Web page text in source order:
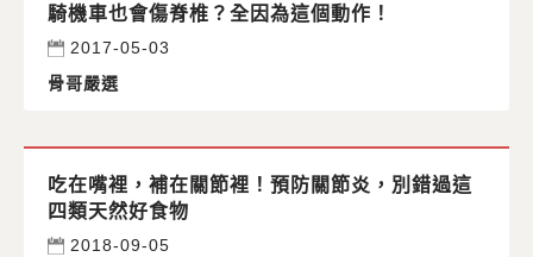
騎機車也會傷脊椎？全因為這個動作！
2017-05-03
骨哥嚴選
吃在嘴裡，補在關節裡！預防關節炎，別錯過這
四類天然好食物
2018-09-05